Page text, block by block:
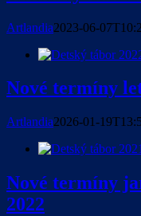
Artlandia2023-06-
Nové termíny
Artlandia2026-01-
Nové termíny
2022